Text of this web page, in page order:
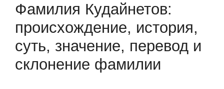
Фамилия Кудайнетов:
происхождение, история,
суть, значение, перевод и
склонение фамилии